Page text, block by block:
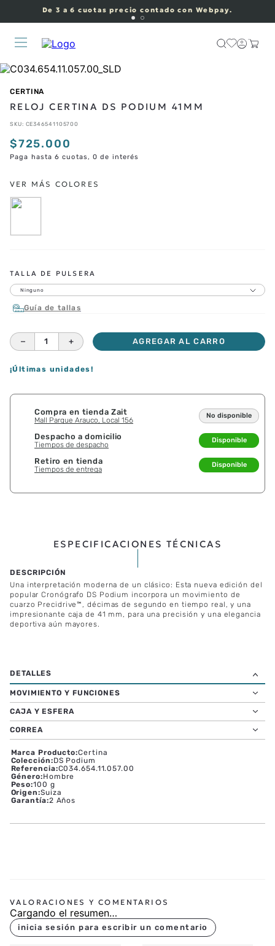
De 3 a 6 cuotas precio contado con Webpay.
CERTINA
RELOJ CERTINA DS PODIUM 41MM
SKU: CE346541105700
$725.000
Paga hasta 6 cuotas, 0 de interés
TALLA DE PULSERA
Ninguno
Guía de tallas
＋
－ AGREGAR AL CARRO
¡Últimas unidades!
Compra en tienda Zait
Mall Parque Arauco, Local 156
No disponible
Despacho a domicilio
Tiempos de despacho
Disponible
Retiro en tienda
Tiempos de entrega
Disponible
ESPECIFICACIONES TÉCNICAS
Una interpretación moderna de un clásico: Esta nueva edición del
popular Cronógrafo DS Podium incorpora un movimiento de
cuarzo Precidrive™, décimas de segundo en tiempo real, y una
impresionante caja de 41 mm, para una precisión y una elegancia
deportiva aún mayores.
MOVIMIENTO Y FUNCIONES
CAJA Y ESFERA
CORREA
Marca Producto:Certina
Colección:DS Podium
Referencia:C034.654.11.057.00
Género:Hombre
Peso:100 g
Origen:Suiza
Garantía:2 Años
Cargando el resumen…